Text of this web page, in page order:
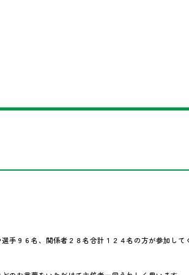
手９６名、関係者２８名合計１２４名の方が参加して